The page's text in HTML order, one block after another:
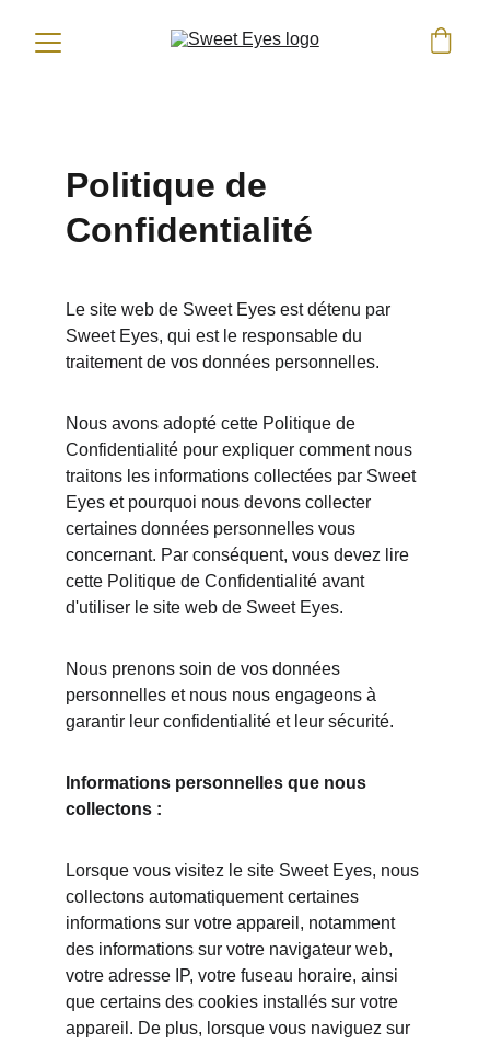
Politique de
Confidentialité
Le site web de Sweet Eyes est détenu par
Sweet Eyes, qui est le responsable du
traitement de vos données personnelles.
Nous avons adopté cette Politique de
Confidentialité pour expliquer comment nous
traitons les informations collectées par Sweet
Eyes et pourquoi nous devons collecter
certaines données personnelles vous
concernant. Par conséquent, vous devez lire
cette Politique de Confidentialité avant
d'utiliser le site web de Sweet Eyes.
Nous prenons soin de vos données
personnelles et nous nous engageons à
garantir leur confidentialité et leur sécurité.
Informations personnelles que nous
collectons :
Lorsque vous visitez le site Sweet Eyes, nous
collectons automatiquement certaines
informations sur votre appareil, notamment
des informations sur votre navigateur web,
votre adresse IP, votre fuseau horaire, ainsi
que certains des cookies installés sur votre
appareil. De plus, lorsque vous naviguez sur